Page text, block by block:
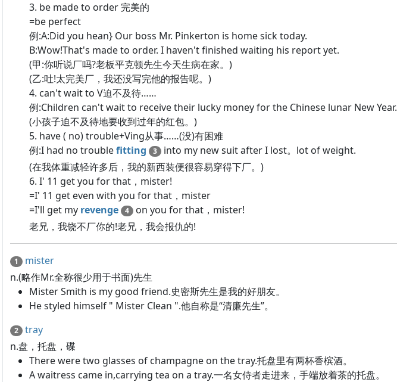
3. be made to order 完美的
=be perfect
例:A:Did you hean} Our boss Mr. Pinkerton is home sick today.
B:Wow!That's made to order. I haven't finished waiting his report yet.
(甲:你听说厂吗?老板平克顿先生今天生病在家。)
(乙:吐!太完美厂，我还没写完他的报告呢。)
4. can't wait to V迫不及待……
例:Children can't wait to receive their lucky money for the Chinese lunar New Year.
(小孩子迫不及待地要收到过年的红包。)
5. have ( no) trouble+Ving从事……(没)有困难
例:I had no troublefitting 3
into my new suit after I lost。lot of weight.
(在我体重减轻许多后，我的新西装便很容易穿得下厂。)
6. I' 11 get you for that，mister!
=I' 11 get even with you for that，mister
=I'll get my revenge 4
on you for that，mister!
老兄，我饶不厂你的!老兄，我会报仇的!
1
mister
n.(略作Mr.全称很少用于书面)先生
Mister Smith is my good friend.史密斯先生是我的好朋友。
He styled himself " Mister Clean ".他自称是“清廉先生”。
2
tray
n.盘，托盘，碟
There were two glasses of champagne on the tray.托盘里有两杯香槟酒。
A waitress came in,carrying tea on a tray.一名女侍者走进来，手端放着茶的托盘。